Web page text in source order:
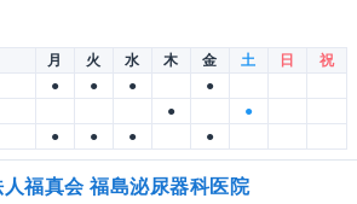
月 火 水 木 金 土 日
祝
● ● ●
●
●
●
● ● ● ●
人福真会 福島泌尿器科医院